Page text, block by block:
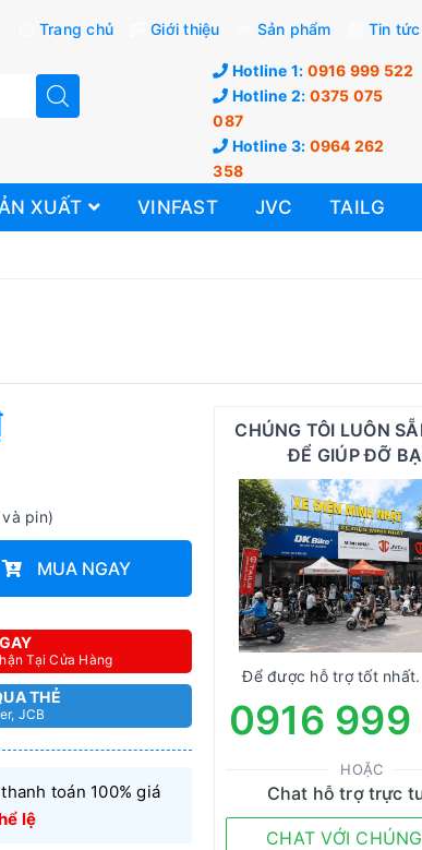
Trang chủ Giới thiệu Sản phẩm Tin tức
Hotline 1: 0916 999 522
Hotline 2: 0375 075
087
Hotline 3: 0964 262
358
XUẤT VINFAST JVC TAILG
pin)
MUA NGAY
Tại Cửa Hàng
THẺ
JCB
toán 100% giá
lệ
CHÚNG TÔI LUÔN
ĐỂ GIÚP ĐỠ
Để được hỗ trợ tốt
0916 999
HOẶC
Chat hỗ trợ trực
CHAT VỚI